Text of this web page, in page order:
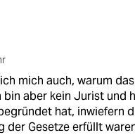
mich auch, warum
bin aber kein Jurist und
hat, inwiefern
der Gesetze erfüllt